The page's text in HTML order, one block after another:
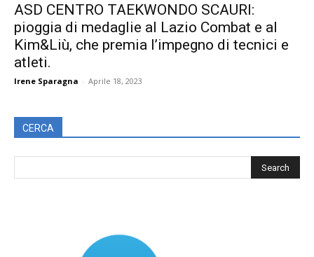
ASD CENTRO TAEKWONDO SCAURI:
pioggia di medaglie al Lazio Combat e al
Kim&Liù, che premia l’impegno di tecnici e
atleti.
Irene Sparagna - Aprile 18, 2023
CERCA